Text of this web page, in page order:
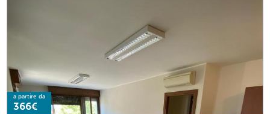
a partire da
366€